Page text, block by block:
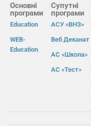
Основні
програми
Education
WEB-
Education
Супутні
програми
АСУ «ВНЗ»
Веб Деканат
АС «Школа»
АС «Тест»